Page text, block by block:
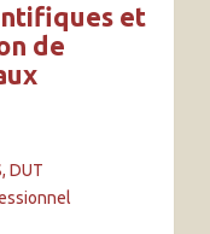
et
de
DUT